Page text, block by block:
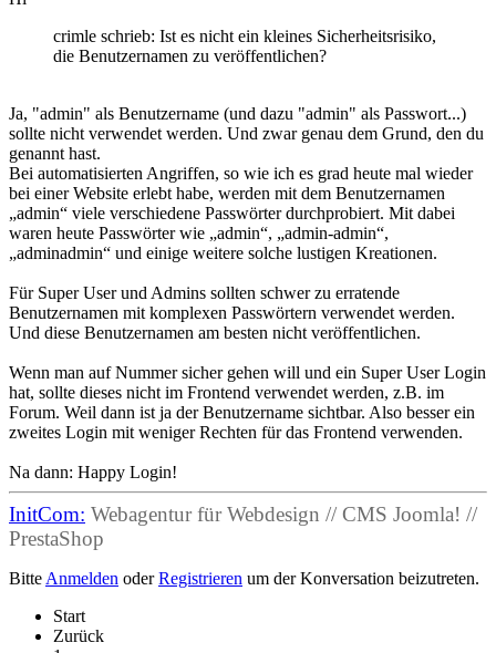
crimle schrieb: Ist es nicht ein kleines Sicherheitsrisiko,
die Benutzernamen zu veröffentlichen?
Ja, "admin" als Benutzername (und dazu "admin" als Passwort...)
sollte nicht verwendet werden. Und zwar genau dem Grund, den du
genannt hast.
Bei automatisierten Angriffen, so wie ich es grad heute mal wieder
bei einer Website erlebt habe, werden mit dem Benutzernamen
„admin“ viele verschiedene Passwörter durchprobiert. Mit dabei
waren heute Passwörter wie „admin“, „admin-admin“,
„adminadmin“ und einige weitere solche lustigen Kreationen.
Für Super User und Admins sollten schwer zu erratende
Benutzernamen mit komplexen Passwörtern verwendet werden.
Und diese Benutzernamen am besten nicht veröffentlichen.
Wenn man auf Nummer sicher gehen will und ein Super User Login
hat, sollte dieses nicht im Frontend verwendet werden, z.B. im
Forum. Weil dann ist ja der Benutzername sichtbar. Also besser ein
zweites Login mit weniger Rechten für das Frontend verwenden.
Na dann: Happy Login!
InitCom: Webagentur für Webdesign // CMS Joomla! //
PrestaShop
Bitte Anmelden oderRegistrieren um der Konversation beizutreten.
Start
Zurück